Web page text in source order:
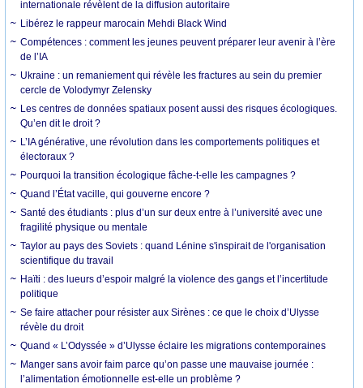
internationale révèlent de la diffusion autoritaire
Libérez le rappeur marocain Mehdi Black Wind
Compétences : comment les jeunes peuvent préparer leur avenir à l’ère
de l’IA
Ukraine : un remaniement qui révèle les fractures au sein du premier
cercle de Volodymyr Zelensky
Les centres de données spatiaux posent aussi des risques écologiques.
Qu’en dit le droit ?
L’IA générative, une révolution dans les comportements politiques et
électoraux ?
Pourquoi la transition écologique fâche-t-elle les campagnes ?
Quand l’État vacille, qui gouverne encore ?
Santé des étudiants : plus d’un sur deux entre à l’université avec une
fragilité physique ou mentale
Taylor au pays des Soviets : quand Lénine s'inspirait de l'organisation
scientifique du travail
Haïti : des lueurs d’espoir malgré la violence des gangs et l’incertitude
politique
Se faire attacher pour résister aux Sirènes : ce que le choix d’Ulysse
révèle du droit
Quand « L’Odyssée » d’Ulysse éclaire les migrations contemporaines
Manger sans avoir faim parce qu’on passe une mauvaise journée :
l’alimentation émotionnelle est-elle un problème ?